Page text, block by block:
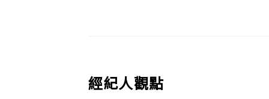
經紀人觀點